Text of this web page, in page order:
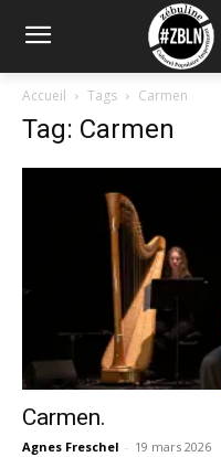
Accueil Tags Carmen
Tag: Carmen
Carmen.
Agnes Freschel - 19 mars 2026